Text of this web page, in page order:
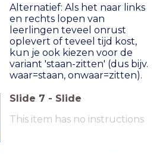
Alternatief: Als het naar links
en rechts lopen van
leerlingen teveel onrust
oplevert of teveel tijd kost,
kun je ook kiezen voor de
variant 'staan-zitten' (dus bijv.
waar=staan, onwaar=zitten).
Slide 7 - Slide
This item has no instructions